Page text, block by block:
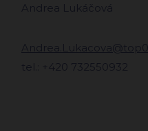
Andrea Lukáčová
tel.: +420 732550932